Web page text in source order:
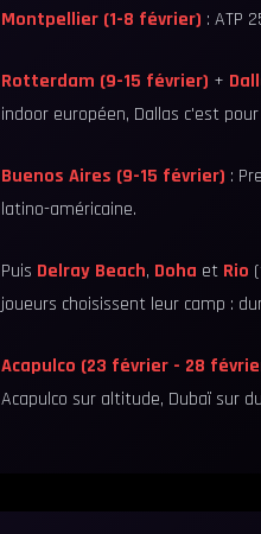
Montpellier (1-8 février) : ATP
Rotterdam (9-15 février) +
indoor européen, Dallas c'est
Buenos Aires (9-15 février) :
latino-américaine.
Puis Delray Beach, Doha et Rio
joueurs choisissent leur camp :
Acapulco (23 février - 28
Acapulco sur altitude, Dubaï sur